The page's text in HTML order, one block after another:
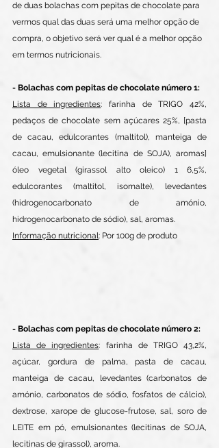
de duas bolachas com pepitas de chocolate para
vermos qual das duas será uma melhor opção de
compra, o objetivo será ver qual é a melhor opção
em termos nutricionais.
- Bolachas com pepitas de chocolate número 1:
Lista de ingredientes: farinha de TRIGO 42%,
pedaços de chocolate sem açúcares 25%, [pasta
de cacau, edulcorantes (maltitol), manteiga de
cacau, emulsionante (lecitina de SOJA), aromas]
óleo vegetal (girassol alto oleico) 1 6,5%,
edulcorantes (maltitol, isomalte), levedantes
(hidrogenocarbonato de amónio,
hidrogenocarbonato de sódio), sal, aromas.
Informação nutricional: Por 100g de produto
- Bolachas com pepitas de chocolate número 2:
Lista de ingredientes: farinha de TRIGO 43,2%,
açúcar, gordura de palma, pasta de cacau,
manteiga de cacau, levedantes (carbonatos de
amónio, carbonatos de sódio, fosfatos de cálcio),
dextrose, xarope de glucose-frutose, sal, soro de
LEITE em pó, emulsionantes (lecitinas de SOJA,
lecitinas de girassol), aroma.